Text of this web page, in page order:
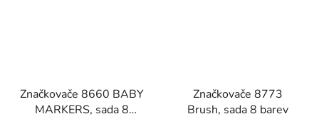
Značkovače 8660 BABY
MARKERS, sada 8
Značkovače 8773
Brush, sada 8 barev